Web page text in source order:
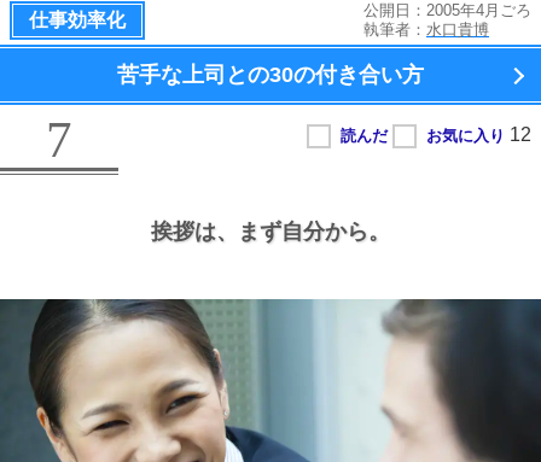
仕事効率化
公開日：2005年4月ごろ
執筆者： 水口貴博
苦手な上司との30の付き合い方
7
挨拶は、 まず自分から。